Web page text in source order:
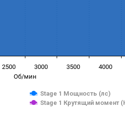
Об/мин
Stage 1 Мощность (лс)
Stage 1 Крутящий момент
2500 3000 3500 4000